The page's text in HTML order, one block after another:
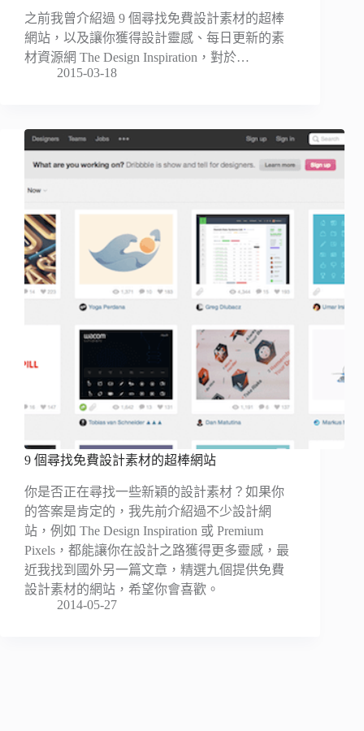
之前我曾介紹過 9 個尋找免費設計素材的超棒
網站，以及讓你獲得設計靈感、每日更新的素
材資源網 The Design Inspiration，對於…
2015-03-18
9 個尋找免費設計素材的超棒網站
你是否正在尋找一些新穎的設計素材？如果你
的答案是肯定的，我先前介紹過不少設計網
站，例如 The Design Inspiration 或 Premium
Pixels，都能讓你在設計之路獲得更多靈感，最
近我找到國外另一篇文章，精選九個提供免費
設計素材的網站，希望你會喜歡。
2014-05-27